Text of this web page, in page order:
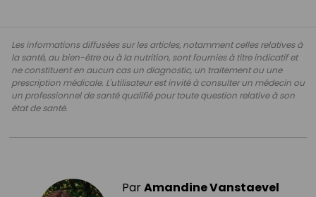
Les informations diffusées sur les articles, notamment celles relatives à
la santé, au bien-être ou à la nutrition, sont fournies à titre indicatif et
ne constituent en aucun cas un diagnostic, un traitement ou une
prescription médicale. L'utilisateur est invité à consulter un médecin ou
un professionnel de santé qualifié pour toute question relative à son
état de santé.
ParAmandine Vanstaevel